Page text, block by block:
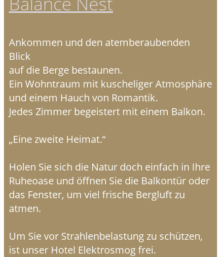
Ankommen und den atemberaubenden
Blick
auf die Berge bestaunen.
Ein Wohntraum mit kuscheliger Atmosphäre
und einem Hauch von Romantik.
Jedes Zimmer begeistert mit einem Balkon.
„Eine zweite Heimat.“
Holen Sie sich die Natur doch einfach in Ihre
Ruheoase und öffnen Sie die Balkontür oder
das Fenster, um viel frische Bergluft zu
atmen.
Um Sie vor Strahlenbelastung zu schützen,
ist unser Hotel Elektrosmog frei.